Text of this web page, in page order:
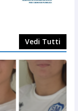
Vedi Tutti